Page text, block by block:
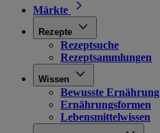
Märkte
Rezepte
Rezeptsuche
Rezeptsammlungen
Wissen
Bewusste Ernährung
Ernährungsformen
Lebensmittelwissen